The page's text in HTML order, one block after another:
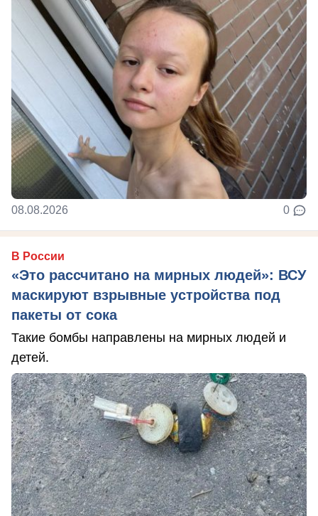
08.08.2026 0
В России
«Это рассчитано на мирных людей»: ВСУ
маскируют взрывные устройства под
пакеты от сока
Такие бомбы направлены на мирных людей и
детей.